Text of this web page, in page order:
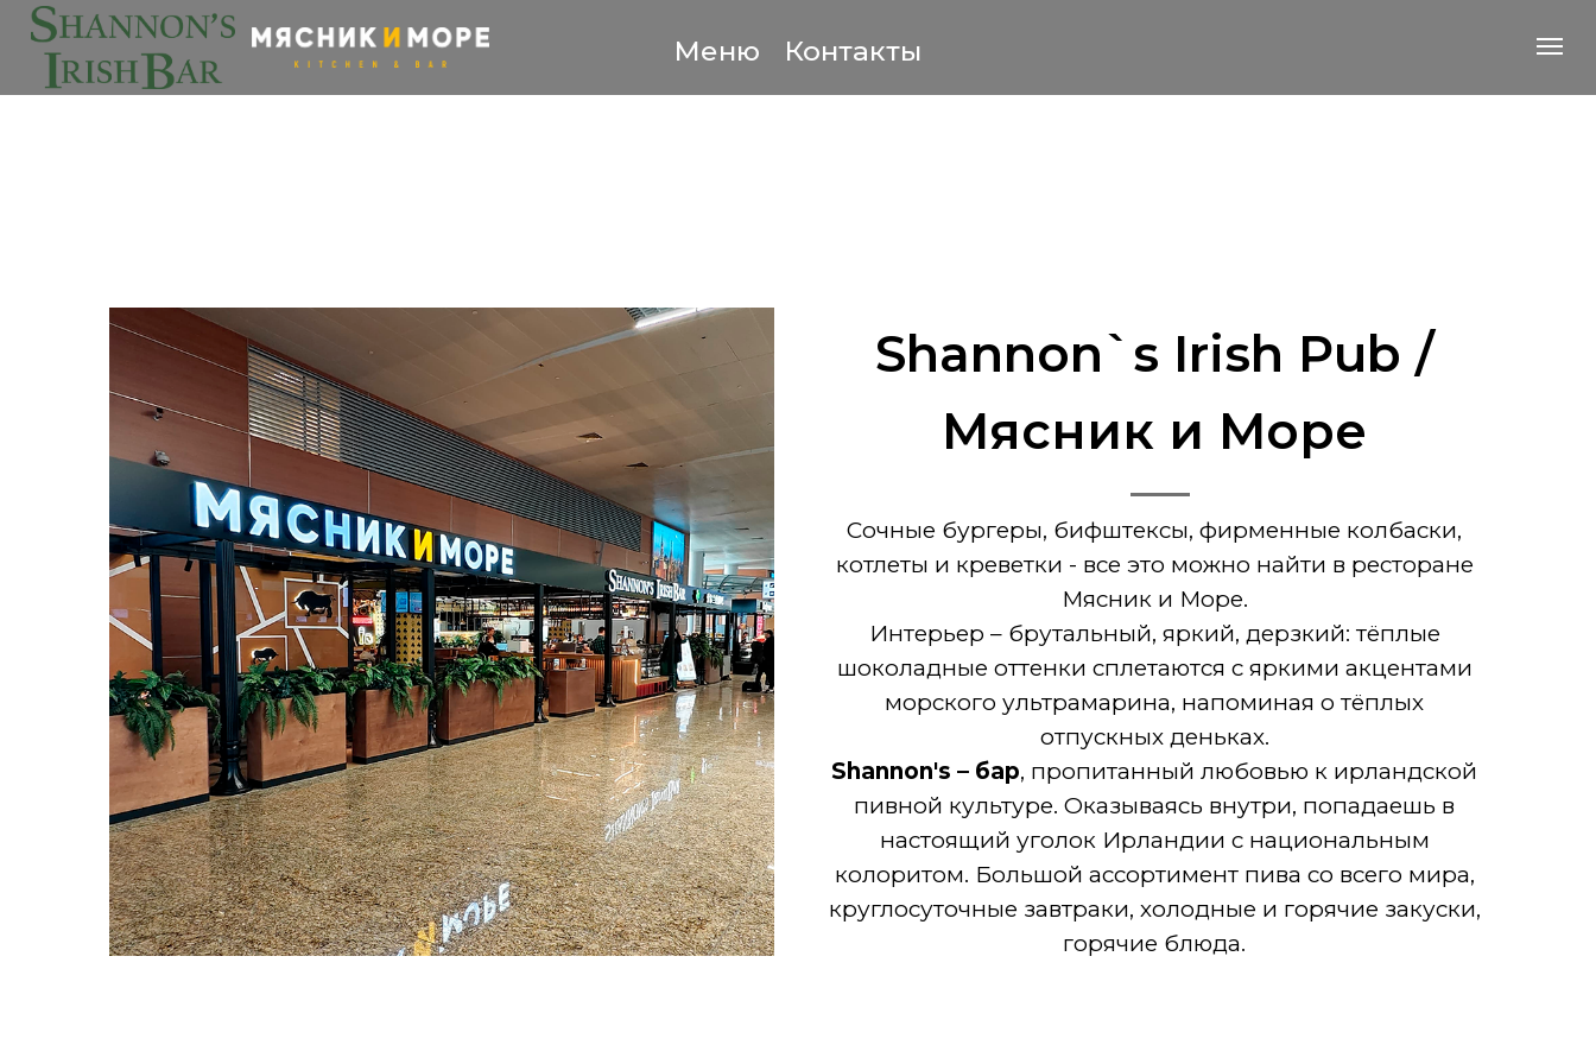
Меню Контакты
Shannon`s Irish Pub /
Мясник и Море
Сочные бургеры, бифштексы, фирменные колбаски,
котлеты и креветки - все это можно найти в ресторане
Мясник и Море.
Интерьер – брутальный, яркий, дерзкий: тёплые
шоколадные оттенки сплетаются с яркими акцентами
морского ультрамарина, напоминая о тёплых
отпускных деньках.
Shannon's – бар, пропитанный любовью к ирландской
пивной культуре. Оказываясь внутри, попадаешь в
настоящий уголок Ирландии с национальным
колоритом. Большой ассортимент пива со всего мира,
круглосуточные завтраки, холодные и горячие закуски,
горячие блюда.